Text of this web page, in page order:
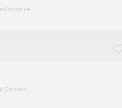
ve
Dersleri.